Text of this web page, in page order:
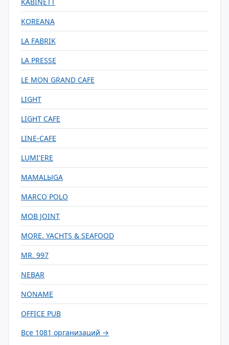
KOREANA
LA FABRIK
LA PRESSE
LE MON GRAND CAFE
LIGHT
LIGHT CAFE
LINE-CAFE
LUMI'ERE
MAMALЫGA
MARCO POLO
MOB JOINT
MORE. YACHTS & SEAFOOD
MR. 997
NEBAR
NONAME
OFFICE PUB
Все 1081 организаций →